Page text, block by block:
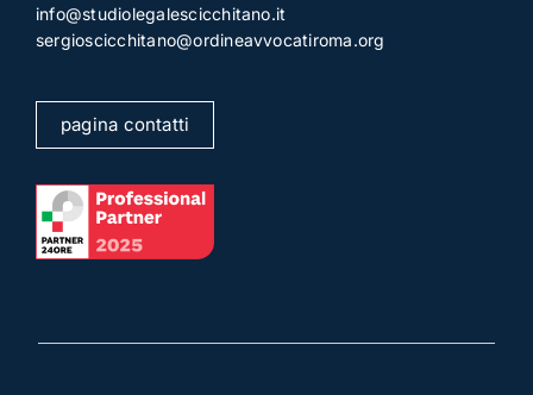
info@studiolegalescicchitano.it
sergioscicchitano@ordineavvocatiroma.org
pagina contatti